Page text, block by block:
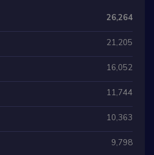
26,264
21,205
16,052
11,744
10,363
9,798